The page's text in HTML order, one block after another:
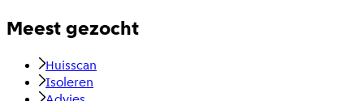
Meest gezocht
Huisscan
Isoleren